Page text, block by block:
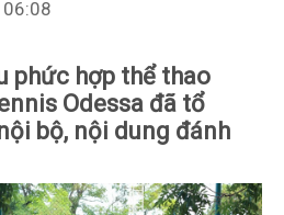
phức hợp thể thao
Odessa đã tổ
bộ, nội dung đánh